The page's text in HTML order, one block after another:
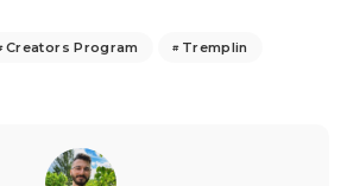
Creators Program
Tremplin